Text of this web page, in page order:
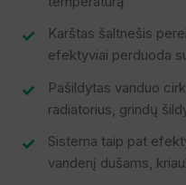
Karštas šaltnešis
efektyviai perduoda
Pašildytas vanduo
radiatorius, grindų
Sistema taip pat
vandenį dušams,